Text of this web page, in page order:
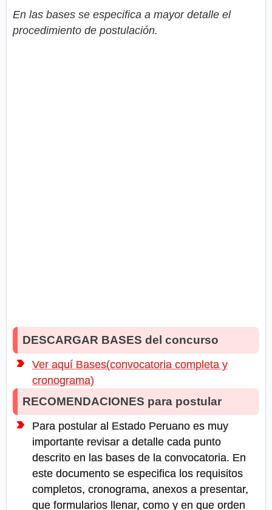
En las bases se especifica a mayor detalle el
procedimiento de postulación.
DESCARGAR BASES del concurso
Ver aquí Bases(convocatoria completa y
cronograma)
RECOMENDACIONES para postular
Para postular al Estado Peruano es muy
importante revisar a detalle cada punto
descrito en las bases de la convocatoria. En
este documento se especifica los requisitos
completos, cronograma, anexos a presentar,
que formularios llenar, como y en que orden